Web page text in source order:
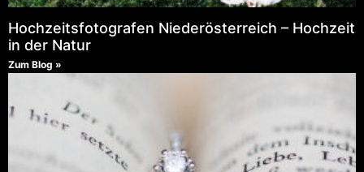
Hochzeitsfotografen Niederösterreich – Hochzeit
in der Natur
Zum Blog »